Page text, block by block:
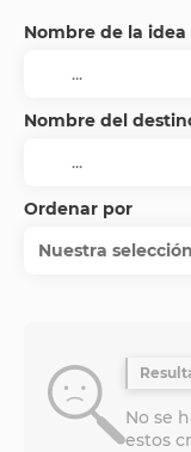
Nombre de la idea
Nombre del
Ordenar por
Nuestra selección
No se
estos